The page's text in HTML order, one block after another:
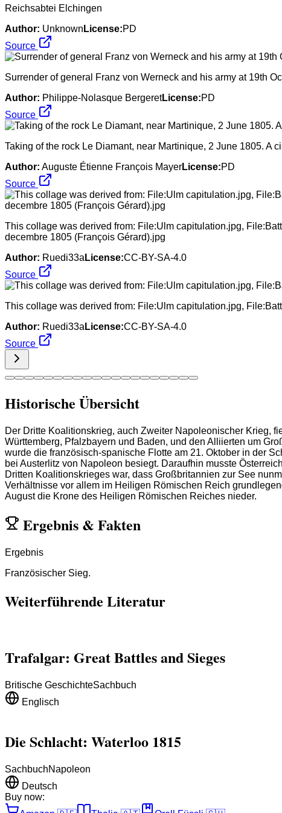
Reichsabtei Elchingen
Author: Unknown License:PD
Source
Surrender of general Franz von Werneck and his army at 19th
Author: Philippe-Nolasque BergeretLicense:PD
Source
Taking of the rock Le Diamant, near Martinique, 2 June 1805. A
Author: Auguste Étienne François MayerLicense:PD
Source
This collage was derived from: File:Ulm capitulation.jpg,
decembre 1805 (François Gérard).jpg
Author: Ruedi33a License:CC-BY-SA-4.0
Source
This collage was derived from: File:Ulm capitulation.jpg,
Author: Ruedi33a License:CC-BY-SA-4.0
Source
Historische Übersicht
Der Dritte Koalitionskrieg, auch Zweiter Napoleonischer Krieg,
Württemberg, Pfalzbayern und Baden, und den Alliierten um
wurde die französisch-spanische Flotte am 21. Oktober in der
bei Austerlitz von Napoleon besiegt. Daraufhin musste
Dritten Koalitionskrieges war, dass Großbritannien zur See
Verhältnisse vor allem im Heiligen Römischen Reich
August die Krone des Heiligen Römischen Reiches nieder.
Ergebnis & Fakten
Ergebnis
Französischer Sieg.
Weiterführende Literatur
Trafalgar: Great Battles and Sieges
Britische GeschichteSachbuch
Englisch
Die Schlacht: Waterloo 1815
SachbuchNapoleon
Deutsch
Buy now: